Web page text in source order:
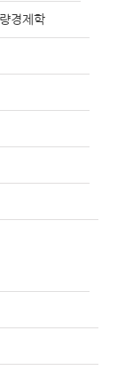
경제학